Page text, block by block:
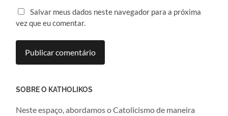
Salvar meus dados neste navegador para a próxima
vez que eu comentar.
SOBRE O KATHOLIKOS
Neste espaço, abordamos o Catolicismo de maneira